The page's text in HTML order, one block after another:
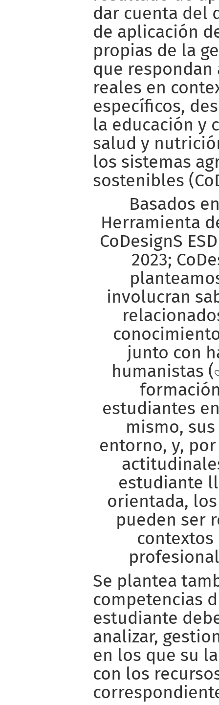
dar cuenta del
de aplicación
propias de la
que
reales en
específicos,
la educación y
salud y
los sistemas
sostenibles
Basados
Herramienta
CoDesignS
2023;
involucran
junto con
humanistas (
estudiantes
mismo,
entorno, y,
estudiante
orientada,
pueden ser
Se plantea
competencias
estudiante
analizar,
en los que su
con los